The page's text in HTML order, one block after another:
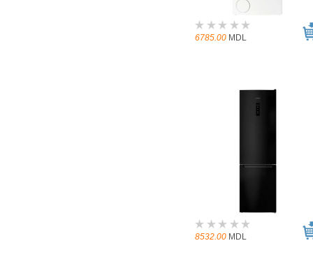
6785.00 MDL
8532.00 MDL